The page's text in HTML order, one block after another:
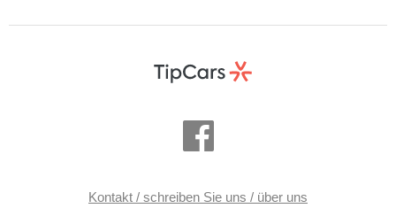
Kontakt / schreiben Sie uns / über uns